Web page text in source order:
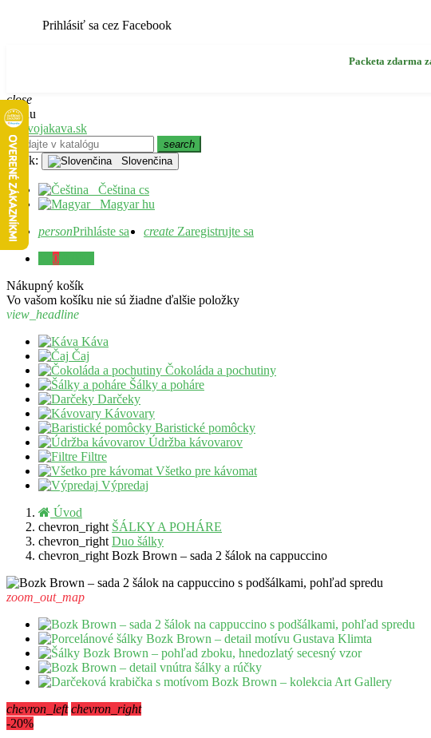
Prihlásiť sa cez Facebook
Packeta zdarma
close
Menu
search
Jazyk: Slovenčina
Čeština cs
Magyar hu
personPrihláste sa create Zaregistrujte sa
0
Nákupný košík
Vo vašom košíku nie sú žiadne ďalšie položky
view_headline
Káva
Čaj
Čokoláda a pochutiny
Šálky a poháre
Darčeky
Kávovary
Baristické pomôcky
Údržba kávovarov
Filtre
Všetko pre kávomat
Výpredaj
Úvod
chevron_right ŠÁLKY A POHÁRE
chevron_right Duo šálky
chevron_right Bozk Brown – sada 2 šálok na cappuccino
zoom_out_map
chevron_left chevron_right
-20%